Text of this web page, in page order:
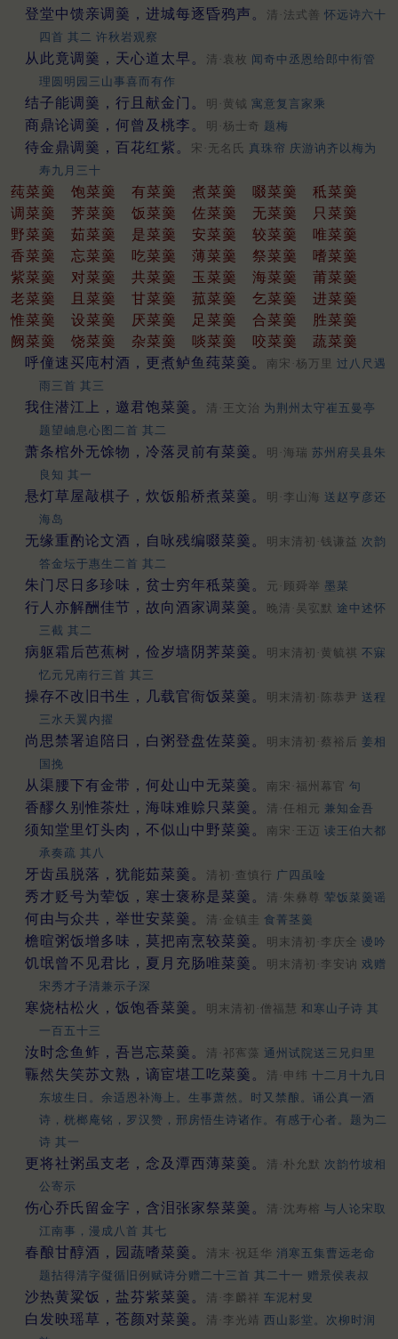
登堂中馈亲调羹，进城每逐昏鸦声。 清·法式善 怀远诗六十
四首 其二 许秋岩观察
从此竟调羹，天心道太早。 清·袁枚 闻奇中丞恩给郎中衔管
理圆明园三山事喜而有作
结子能调羹，行且献金门。 明·黄钺 寓意复言家乘
商鼎论调羹，何曾及桃李。 明·杨士奇 题梅
待金鼎调羹，百花红紫。 宋·无名氏 真珠帘 庆游讷齐以梅为
寿九月三十
莼菜羹 饱菜羹 有菜羹 煮菜羹 啜菜羹
秪菜羹
调菜羹
荠菜羹 饭菜羹 佐菜羹 无菜羹
只菜羹
野菜羹
茹菜羹 是菜羹 安菜羹 较菜羹
唯菜羹
香菜羹
忘菜羹 吃菜羹 薄菜羹 祭菜羹
嗜菜羹
紫菜羹
对菜羹 共菜羹 玉菜羹 海菜羹
莆菜羹
老菜羹
且菜羹 甘菜羹 菰菜羹 乞菜羹
进菜羹
惟菜羹
设菜羹 厌菜羹 足菜羹 合菜羹
胜菜羹
阙菜羹
饶菜羹 杂菜羹 啖菜羹 咬菜羹
蔬菜羹
呼僮速买庉村酒，更煮鲈鱼莼菜羹。
南宋·杨万里 过八尺遇
雨三首 其三
我住潜江上，邀君饱菜羹。 清·王文治 为荆州太守崔五曼亭
题望岫息心图二首 其二
萧条棺外无馀物，冷落灵前有菜羹。 明·海瑞 苏州府吴县朱
良知 其一
悬灯草屋敲棋子，炊饭船桥煮菜羹。 明·李山海 送赵亨彦还
海岛
无缘重酌论文酒，自咏残编啜菜羹。 明末清初·钱谦益 次韵
答金坛于惠生二首 其二
朱门尽日多珍味，贫士穷年秪菜羹。 元·顾舜举 墨菜
行人亦解酬佳节，故向酒家调菜羹。 晚清·吴宖默 途中述怀
三截 其二
病躯霜后芭蕉树，俭岁墙阴荠菜羹。 明末清初·黄毓祺 不寐
忆元兄南行三首 其三
操存不改旧书生，几载官衙饭菜羹。 明末清初·陈恭尹 送程
三水天翼内擢
尚思禁署追陪日，白粥登盘佐菜羹。 明末清初·蔡裕后 姜相
国挽
从渠腰下有金带，何处山中无菜羹。 南宋·福州幕官 句
香醪久别惟茶灶，海味难赊只菜羹。 清·任相元 兼知金吾
须知堂里饤头肉，不似山中野菜羹。 南宋·王迈 读王伯大都
承奏疏 其八
牙齿虽脱落，犹能茹菜羹。 清初·查慎行 广四虽唫
秀才贬号为荤饭，寒士褒称是菜羹。 清·朱彝尊 荤饭菜羹谣
何由与众共，举世安菜羹。 清·金镇圭 食菁茎羹
檐暄粥饭增多味，莫把南烹较菜羹。 明末清初·李庆全 谩吟
饥氓曾不见君比，夏月充肠唯菜羹。 明末清初·李安讷 戏赠
宋秀才子清兼示子深
寒烧枯松火，饭饱香菜羹。 明末清初·僧福慧 和寒山子诗 其
一百五十三
汝时念鱼鲊，吾岂忘菜羹。 清·祁寯藻 通州试院送三兄归里
辴然失笑苏文熟，谪宦堪工吃菜羹。 清·申纬 十二月十九日
东坡生日。余适恩补海上。生事萧然。时又禁酿。诵公真一酒
诗，桄榔庵铭，罗汉赞，邢房悟生诗诸作。有感于心者。题为二
诗 其一
更将社粥虽支老，念及潭西薄菜羹。 清·朴允默 次韵竹坡相
公寄示
伤心乔氏留金字，含泪张家祭菜羹。 清·沈寿榕 与人论宋取
江南事，漫成八首 其七
春酿甘醇酒，园蔬嗜菜羹。 清末·祝廷华 消寒五集曹远老命
题拈得清字儗循旧例赋诗分赠二十三首 其二十一 赠景侯表叔
沙热黄粱饭，盐芬紫菜羹。 清·李麟祥 车泥村叟
白发映瑶草，苍颜对菜羹。 清·李光靖 西山影堂。次柳时润